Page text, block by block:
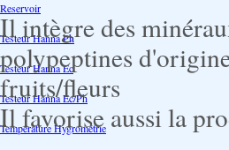
Reservoir
Testeur Hanna Ph
Testeur Hanna Ec
Testeur Hanna Ec/Ph
Température Hygrométrie
Il intègre des
polypeptines
fruits/fleurs
Il favorise aussi la